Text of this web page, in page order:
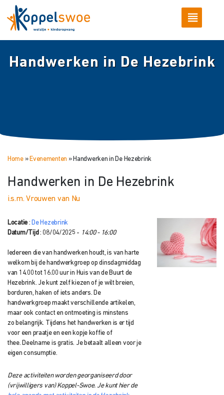
Handwerken in De Hezebrink
Home» Evenementen » Handwerken in De Hezebrink
Handwerken in De Hezebrink
i.s.m. Vrouwen van Nu
Locatie : De Hezebrink
Datum/Tijd : 08/04/2025 - 14:00 - 16:00
Iedereen die van handwerken houdt, is van harte
welkom bij de handwerkgroep op dinsdagmiddag
van 14.00 tot 16.00 uur in Huis van de Buurt de
Hezebrink. Je kunt zelf kiezen of je wilt breien,
borduren, haken of iets anders. De
handwerkgroepmaakt verschillende artikelen,
maar ook contact en ontmoeting is minstens
zo belangrijk. Tijdens het handwerken is er tijd
voor een praatje en een kopje koffie of
thee. Deelname is gratis. Je betaalt alleen voor je
eigen consumptie.
Deze activiteiten worden georganiseerd door
(vrijwilligers van) Koppel-Swoe. Je kunt hier de